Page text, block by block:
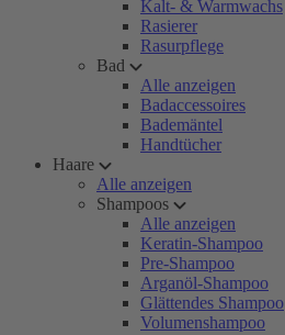
Kalt- & Warmwachs
Rasierer
Rasurpflege
Bad
Alle anzeigen
Badaccessoires
Bademäntel
Handtücher
Haare
Alle anzeigen
Shampoos
Alle anzeigen
Keratin-Shampoo
Pre-Shampoo
Arganöl-Shampoo
Glättendes Shampoo
Volumenshampoo